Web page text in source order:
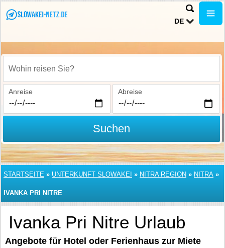
DE
Wohin reisen Sie?
Anreise Abreise
Suchen
STARTSEITE » UNTERKUNFT SLOWAKEI » NITRA REGION » NITRA »
IVANKA PRI NITRE
Ivanka Pri Nitre Urlaub
Angebote für Hotel oder Ferienhaus zur Miete